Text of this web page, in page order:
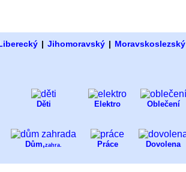
|Jihomoravský | Moravskoslezský
Děti Elektro Oblečení
Dům,zahra. Práce Dovolena